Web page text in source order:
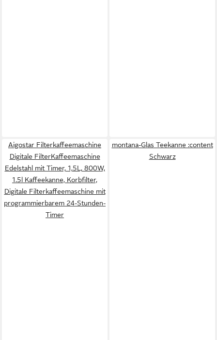
Aigostar Filterkaffeemaschine
Digitale FilterKaffeemaschine
Edelstahl mit Timer, 1,5L, 800W,
1.5l Kaffeekanne, Korbfilter,
Digitale Filterkaffeemaschine mit
programmierbarem 24-Stunden-
Timer
montana-Glas Teekanne :content
Schwarz